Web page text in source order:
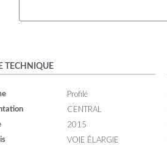
TECHNIQUE
Profilé
CENTRAL
2015
VOIE ÉLARGIE